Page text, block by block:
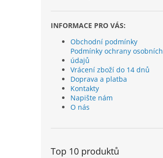
INFORMACE PRO VÁS:
Obchodní podmínky
Podmínky ochrany osobních
údajů
Vrácení zboží do 14 dnů
Doprava a platba
Kontakty
Napište nám
O nás
Top 10 produktů